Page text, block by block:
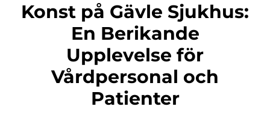
Konst på Gävle Sjukhus:
En Berikande
Upplevelse för
Vårdpersonal och
Patienter